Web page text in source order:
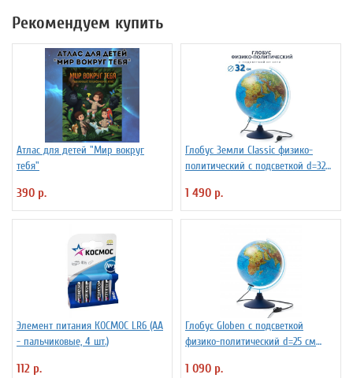
Рекомендуем купить
Атлас для детей "Мир вокруг
тебя"
390 р.
Глобус Земли Classic физико-
политический с подсветкой d=32
1 490 р.
Элемент питания КОСМОС LR6 (АА
- пальчиковые, 4 шт.)
112 р.
Глобус Globen с подсветкой
физико-политический d=25 см
1 090 р.